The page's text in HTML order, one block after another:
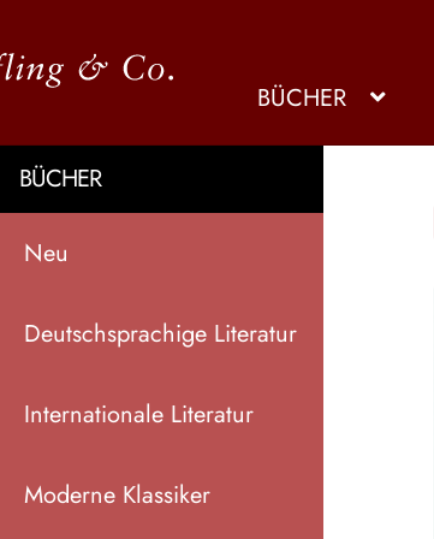
BÜCHER
BÜCHER
Neu
Deutschsprachige Literatur
Internationale Literatur
Moderne Klassiker